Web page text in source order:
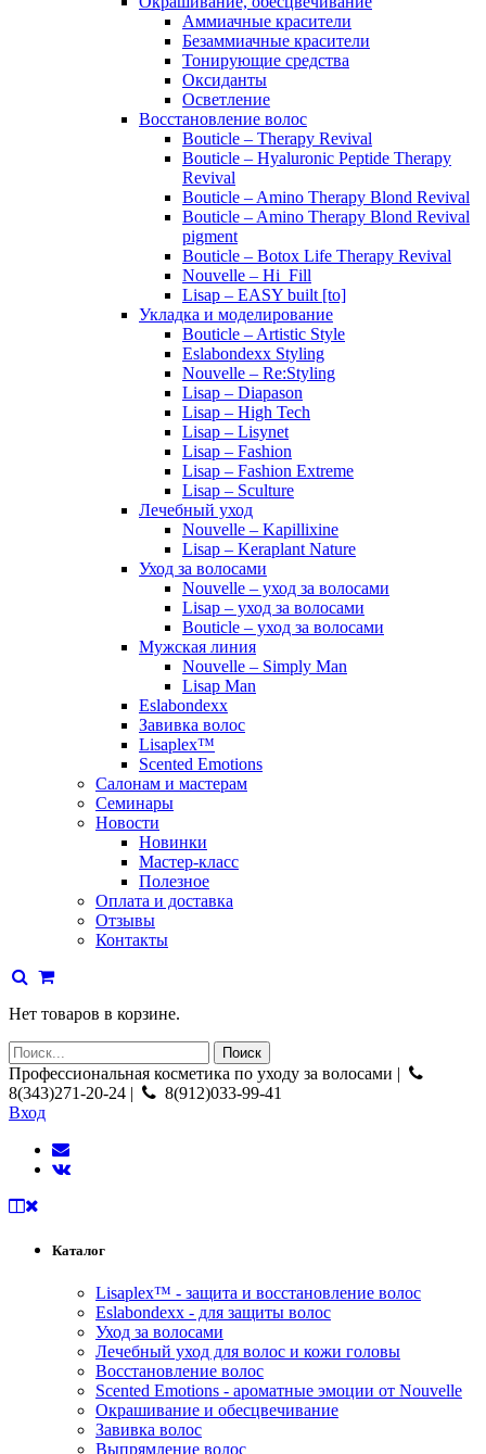
Аммиачные красители
Безаммиачные красители
Тонирующие средства
Оксиданты
Осветление
Восстановление волос
Bouticle – Therapy Revival
Bouticle – Hyaluronic Peptide Therapy
Revival
Bouticle – Amino Therapy Blond Revival
Bouticle – Amino Therapy Blond Revival
pigment
Bouticle – Botox Life Therapy Revival
Nouvelle – Hi_Fill
Lisap – EASY built [to]
Укладка и моделирование
Bouticle – Artistic Style
Eslabondexx Styling
Nouvelle – Re:Styling
Lisap – Diapason
Lisap – High Tech
Lisap – Lisynet
Lisap – Fashion
Lisap – Fashion Extreme
Lisap – Sculture
Лечебный уход
Nouvelle – Kapillixine
Lisap – Keraplant Nature
Уход за волосами
Nouvelle – уход за волосами
Lisap – уход за волосами
Bouticle – уход за волосами
Мужская линия
Nouvelle – Simply Man
Lisap Man
Eslabondexx
Завивка волос
Lisaplex™
Scented Emotions
Салонам и мастерам
Семинары
Новости
Новинки
Мастер-класс
Полезное
Оплата и доставка
Отзывы
Контакты
Нет товаров в корзине.
Профессиональная косметика по уходу за волосами |
8(343)271-20-24 |
8(912)033-99-41
Вход
Каталог
Lisaplex™ - защита и восстановление волос
Eslabondexx - для защиты волос
Уход за волосами
Лечебный уход для волос и кожи головы
Восстановление волос
Scented Emotions - ароматные эмоции от Nouvelle
Окрашивание и обесцвечивание
Завивка волос
Выпрямление волос